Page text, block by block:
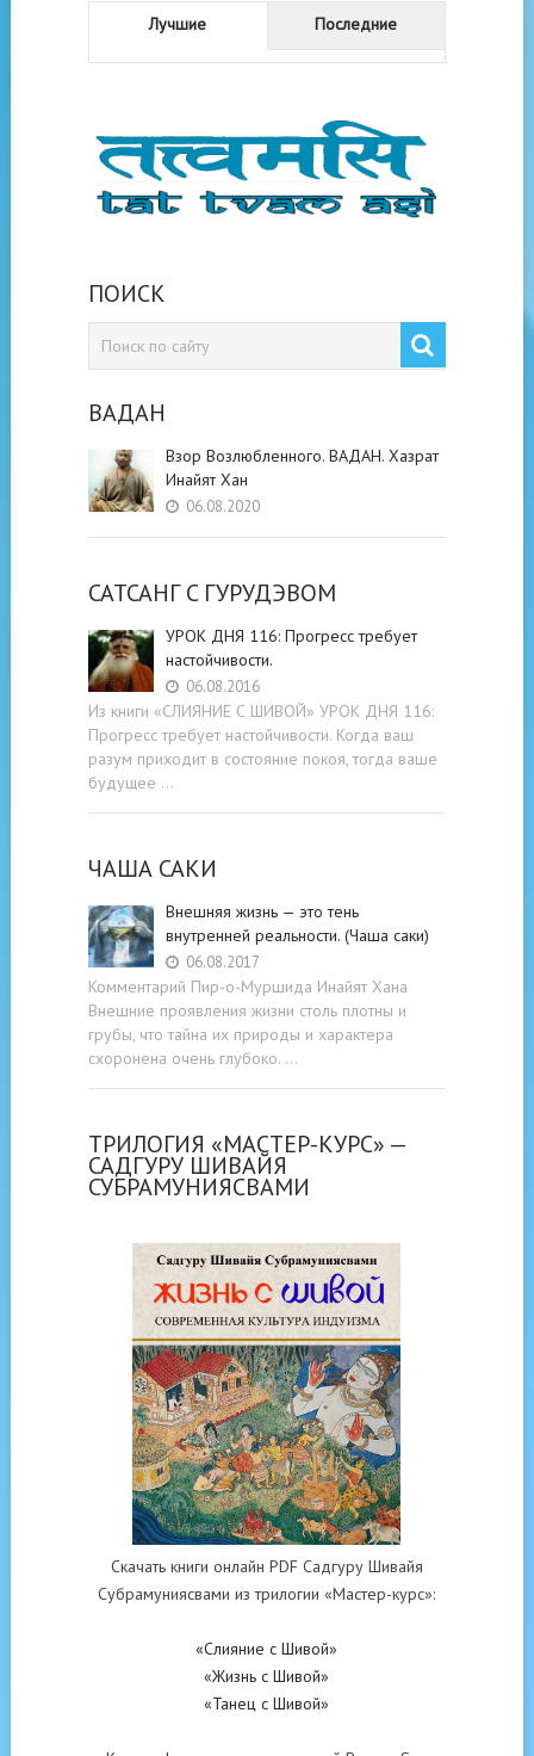
Лучшие Последние
ПОИСК
ВАДАН
Взор Возлюбленного. ВАДАН. Хазрат
Инайят Хан
06.08.2020
САТСАНГ C ГУРУДЭВОМ
УРОК ДНЯ 116: Прогресс требует
настойчивости.
06.08.2016
Из книги «СЛИЯНИЕ С ШИВОЙ» УРОК ДНЯ 116:
Прогресс требует настойчивости. Когда ваш
разум приходит в состояние покоя, тогда ваше
будущее …
ЧАША САКИ
Внешняя жизнь — это тень
внутренней реальности. (Чаша саки)
06.08.2017
Комментарий Пир-о-Муршида Инайят Хана
Внешние проявления жизни столь плотны и
грубы, что тайна их природы и характера
схоронена очень глубоко. …
ТРИЛОГИЯ «МАСТЕР-КУРС» —
САДГУРУ ШИВАЙЯ
СУБРАМУНИЯСВАМИ
Скачать книги онлайн PDF Садгуру Шивайя
Субрамуниясвами из трилогии «Мастер-курс»:
«Слияние с Шивой»
«Жизнь с Шивой»
«Танец с Шивой»